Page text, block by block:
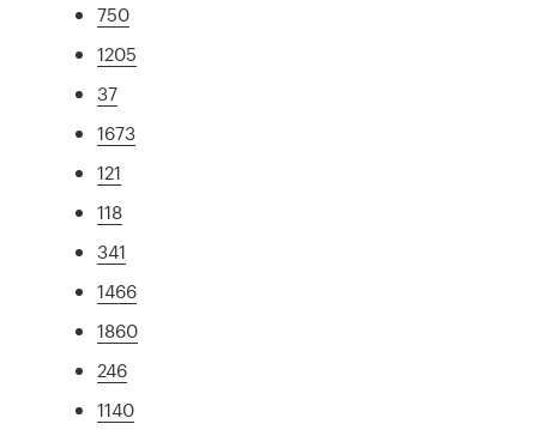
750
1205
37
1673
121
118
341
1466
1860
246
1140